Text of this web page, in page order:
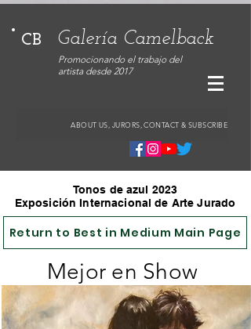
CB Galería Camelback
Promocionando el trabajo del
artista desde 2017
ABOUT US, JURORS, CONTACT & SUBSCRIBE
Tonos de azul 2023
Exposición Internacional de Arte Jurado
Return to Best in Medium Main Page
Mejor en Show